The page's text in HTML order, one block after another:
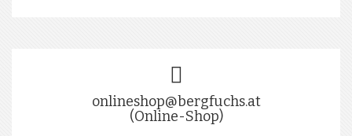
onlineshop@bergfuchs.at
(Online-Shop)